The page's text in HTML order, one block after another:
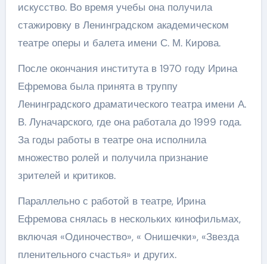
искусство. Во время учебы она получила
стажировку в Ленинградском академическом
театре оперы и балета имени С. М. Кирова.
После окончания института в 1970 году Ирина
Ефремова была принята в труппу
Ленинградского драматического театра имени А.
В. Луначарского, где она работала до 1999 года.
За годы работы в театре она исполнила
множество ролей и получила признание
зрителей и критиков.
Параллельно с работой в театре, Ирина
Ефремова снялась в нескольких кинофильмах,
включая «Одиночество», « Онишечки», «Звезда
пленительного счастья» и других.